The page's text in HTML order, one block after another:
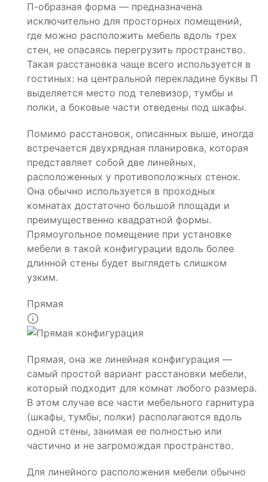
П-образная форма — предназначена
исключительно для просторных помещений,
где можно расположить мебель вдоль трех
стен, не опасаясь перегрузить пространство.
Такая расстановка чаще всего используется в
гостиных: на центральной перекладине буквы П
выделяется место под телевизор, тумбы и
полки, а боковые части отведены под шкафы.
Помимо расстановок, описанных выше, иногда
встречается двухрядная планировка, которая
представляет собой две линейных,
расположенных у противоположных стенок.
Она обычно используется в проходных
комнатах достаточно большой площади и
преимущественно квадратной формы.
Прямоугольное помещение при установке
мебели в такой конфигурации вдоль более
длинной стены будет выглядеть слишком
узким.
Прямая
Прямая, она же линейная конфигурация —
самый простой вариант расстановки мебели,
который подходит для комнат любого размера.
В этом случае все части мебельного гарнитура
(шкафы, тумбы, полки) располагаются вдоль
одной стены, занимая ее полностью или
частично и не загромождая пространство.
Для линейного расположения мебели обычно